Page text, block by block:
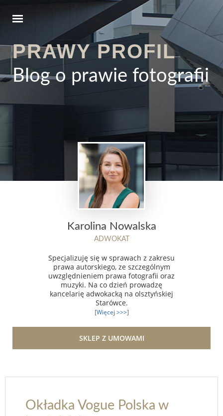
PRAWY PROFIL
Blog o prawie fotografii
Karolina Nowalska
ADWOKAT
Specjalizuję się w sprawach z zakresu
prawa autorskiego, ze szczególnym
uwzględnieniem prawa fotografii oraz
muzyki. Na co dzień prowadzę
kancelarię adwokacką na olsztyńskiej
Starówce.
[Więcej >>>]
SKLEP Z UMOWAMI
Okładka Vogue Polska w